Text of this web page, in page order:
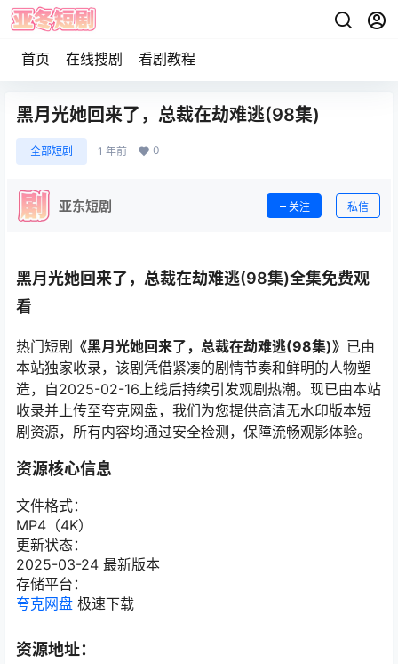
首页 在线搜剧 看剧教程
黑月光她回来了，总裁在劫难逃(98集)
全部短剧 1 年前 0
亚东短剧 关注 私信
黑月光她回来了，总裁在劫难逃(98集)全集免费观
看
热门短剧 《黑月光她回来了，总裁在劫难逃(98集)》 已由
本站独家收录，该剧凭借紧凑的剧情节奏和鲜明的人物塑
造，自2025-02-16上线后持续引发观剧热潮。现已由本站
收录并上传至夸克网盘，我们为您提供高清无水印版本短
剧资源，所有内容均通过安全检测，保障流畅观影体验。
资源核心信息
文件格式：
MP4（4K）
更新状态：
2025-03-24 最新版本
存储平台：
夸克网盘 极速下载
资源地址：